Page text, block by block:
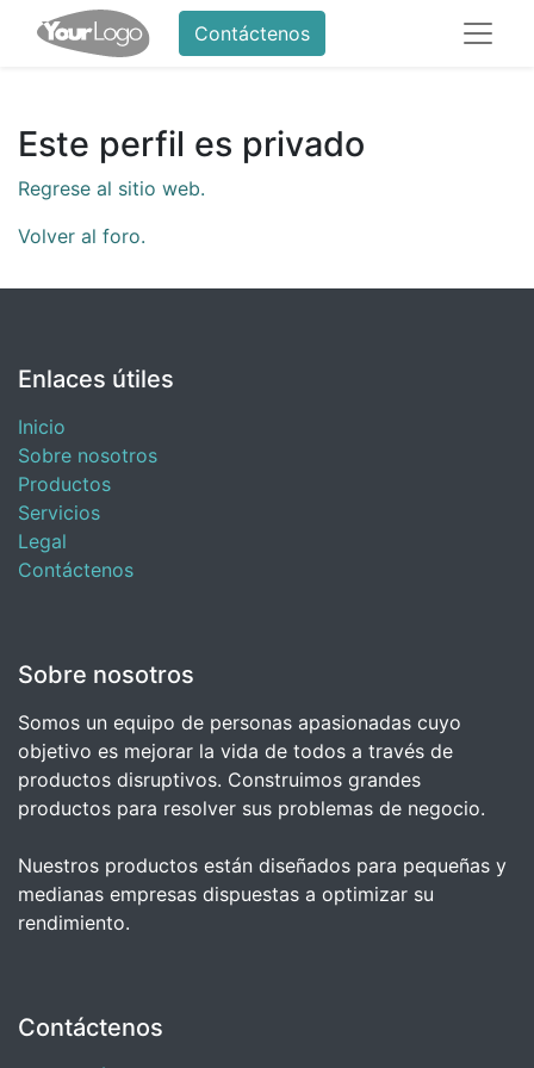
Contáctenos
Este perfil es privado
Regrese al sitio web.
Volver al foro.
Enlaces útiles
Inicio
Sobre nosotros
Productos
Servicios
Legal
Contáctenos
Sobre nosotros
Somos un equipo de personas apasionadas cuyo
objetivo es mejorar la vida de todos a través de
productos disruptivos. Construimos grandes
productos para resolver sus problemas de negocio.
Nuestros productos están diseñados para pequeñas y
medianas empresas dispuestas a optimizar su
rendimiento.
Contáctenos